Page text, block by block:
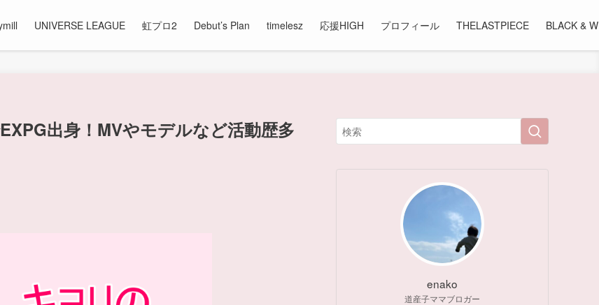
UNIVERSE LEAGUE 虹プロ2 Debut’s Plan timelesz 応援HIGH プロフィール THELASTPIECE BLACK &
出身！MVやモデルなど活動歴多
enako
道産子ママブロガー